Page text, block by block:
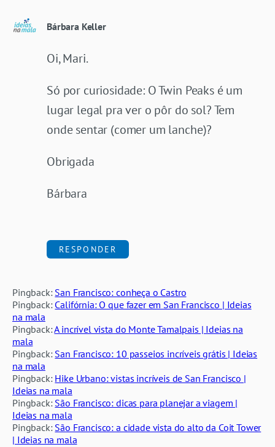
Bárbara Keller
Oi, Mari.
Só por curiosidade: O Twin Peaks é um
lugar legal pra ver o pôr do sol? Tem
onde sentar (comer um lanche)?
Obrigada
Bárbara
RESPONDER
Pingback: San Francisco: conheça o Castro
Pingback: Califórnia: O que fazer em San Francisco | Ideias
na mala
Pingback:A incrível vista do Monte Tamalpais | Ideias na
mala
Pingback: San Francisco: 10 passeios incríveis grátis | Ideias
na mala
Pingback: Hike Urbano: vistas incríveis de San Francisco |
Ideias na mala
Pingback: São Francisco: dicas para planejar a viagem |
Ideias na mala
Pingback: São Francisco: a cidade vista do alto da Coit Tower
| Ideias na mala